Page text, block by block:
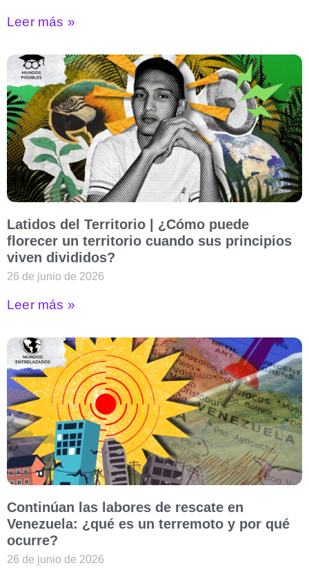
Leer más »
Latidos del Territorio | ¿Cómo puede
florecer un territorio cuando sus principios
viven divididos?
26 de junio de 2026
Leer más »
Continúan las labores de rescate en
Venezuela: ¿qué es un terremoto y por qué
ocurre?
26 de junio de 2026